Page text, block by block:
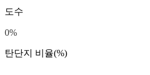
도수
0%
탄단지 비율(%)